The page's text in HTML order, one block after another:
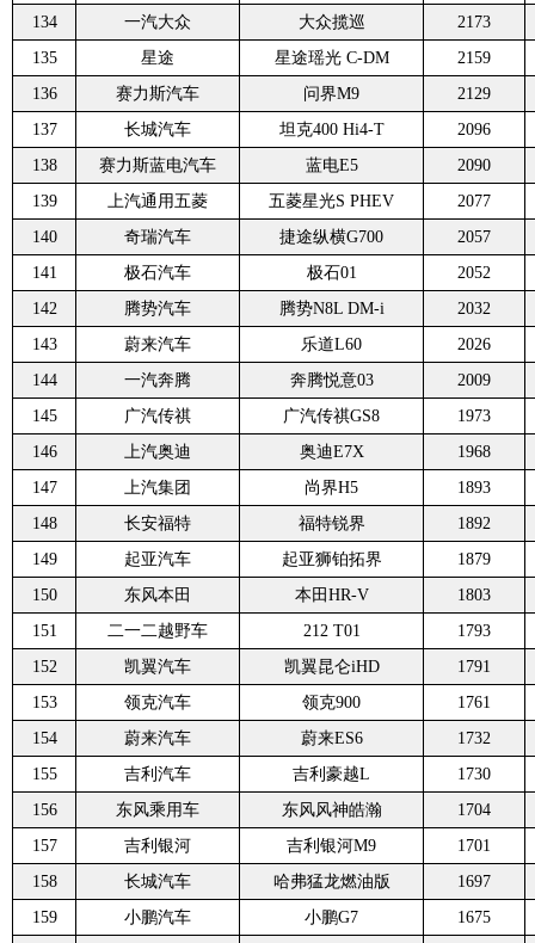
134
一汽大众 大众揽巡
2173
135
星途 星途瑶光 C-DM
2159
136
赛力斯汽车 问界M9
2129
137
长城汽车 坦克400 Hi4-T
2096
138
赛力斯蓝电汽车 蓝电E5
2090
139
上汽通用五菱 五菱星光S PHEV
2077
140
奇瑞汽车 捷途纵横G700
2057
141
极石汽车 极石01
2052
142
腾势汽车 腾势N8L DM-i
2032
143
蔚来汽车 乐道L60
2026
144
一汽奔腾 奔腾悦意03
2009
145
广汽传祺 广汽传祺GS8
1973
146
上汽奥迪 奥迪E7X
1968
147
上汽集团 尚界H5
1893
148
长安福特 福特锐界
1892
149
起亚汽车 起亚狮铂拓界
1879
150
东风本田 本田HR-V
1803
151
二一二越野车 212 T01
1793
152
凯翼汽车 凯翼昆仑iHD
1791
153
领克汽车 领克900
1761
154
蔚来汽车 蔚来ES6
1732
155
吉利汽车 吉利豪越L
1730
156
东风乘用车 东风风神皓瀚
1704
157
吉利银河 吉利银河M9
1701
158
长城汽车 哈弗猛龙燃油版
1697
159
小鹏汽车 小鹏G7
1675